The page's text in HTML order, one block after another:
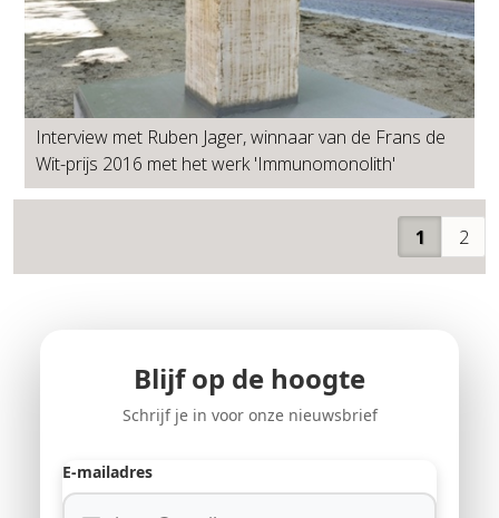
Interview met Ruben Jager, winnaar van de Frans de
Wit-prijs 2016 met het werk 'Immunomonolith'
1 2
Blijf op de hoogte
Schrijf je in voor onze nieuwsbrief
E-mailadres